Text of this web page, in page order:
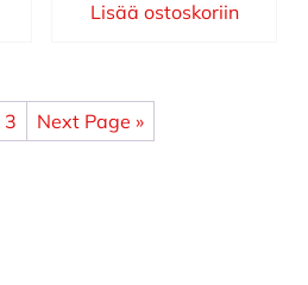
Lisää ostoskoriin
3 Next Page »